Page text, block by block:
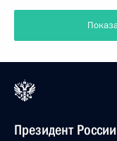
Президент России